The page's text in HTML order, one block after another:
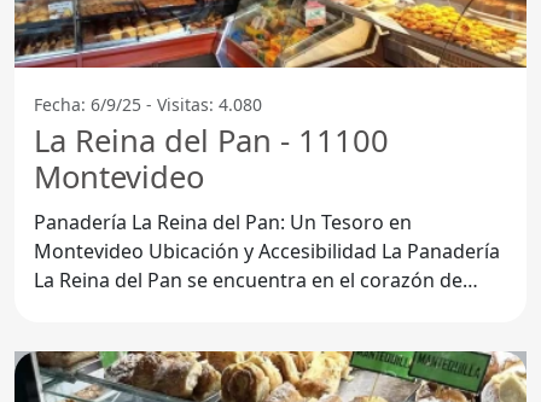
Fecha: 6/9/25 - Visitas: 4.080
La Reina del Pan - 11100
Montevideo
Panadería La Reina del Pan: Un Tesoro en
Montevideo Ubicación y Accesibilidad La Panadería
La Reina del Pan se encuentra en el corazón de